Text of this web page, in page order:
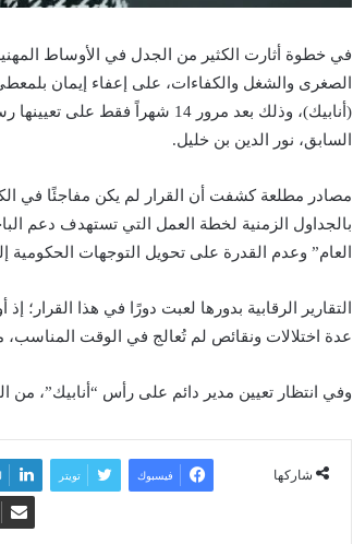
في خطوة أثارت الكثير من الجدل في الأوساط
الصغرى والشغل والكفاءات، على إعفاء إيمان
(أنابيك)، وذلك بعد مرور 14
السابق، نور الدين بن خليل.
مصادر مطلعة كشفت أن القرار لم يكن مفاجئًا في
بالجداول الزمنية لخطة العمل التي تستهدف دعم
العام” وعدم القدرة على تحويل التوجهات
التقارير الرقابية بدورها لعبت دورًا في هذا
عدة اختلالات ونقائص لم تُعالج في الوقت المناسب،
وفي انتظار تعيين مدير دائم على رأس “أنابيك”، من
شاركها فيسبوك تويتر